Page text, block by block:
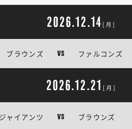
2026.12.14 [月]
ブラウンズ VS ファルコンズ
2026.12.21 [月]
ジャイアンツ VS ブラウンズ